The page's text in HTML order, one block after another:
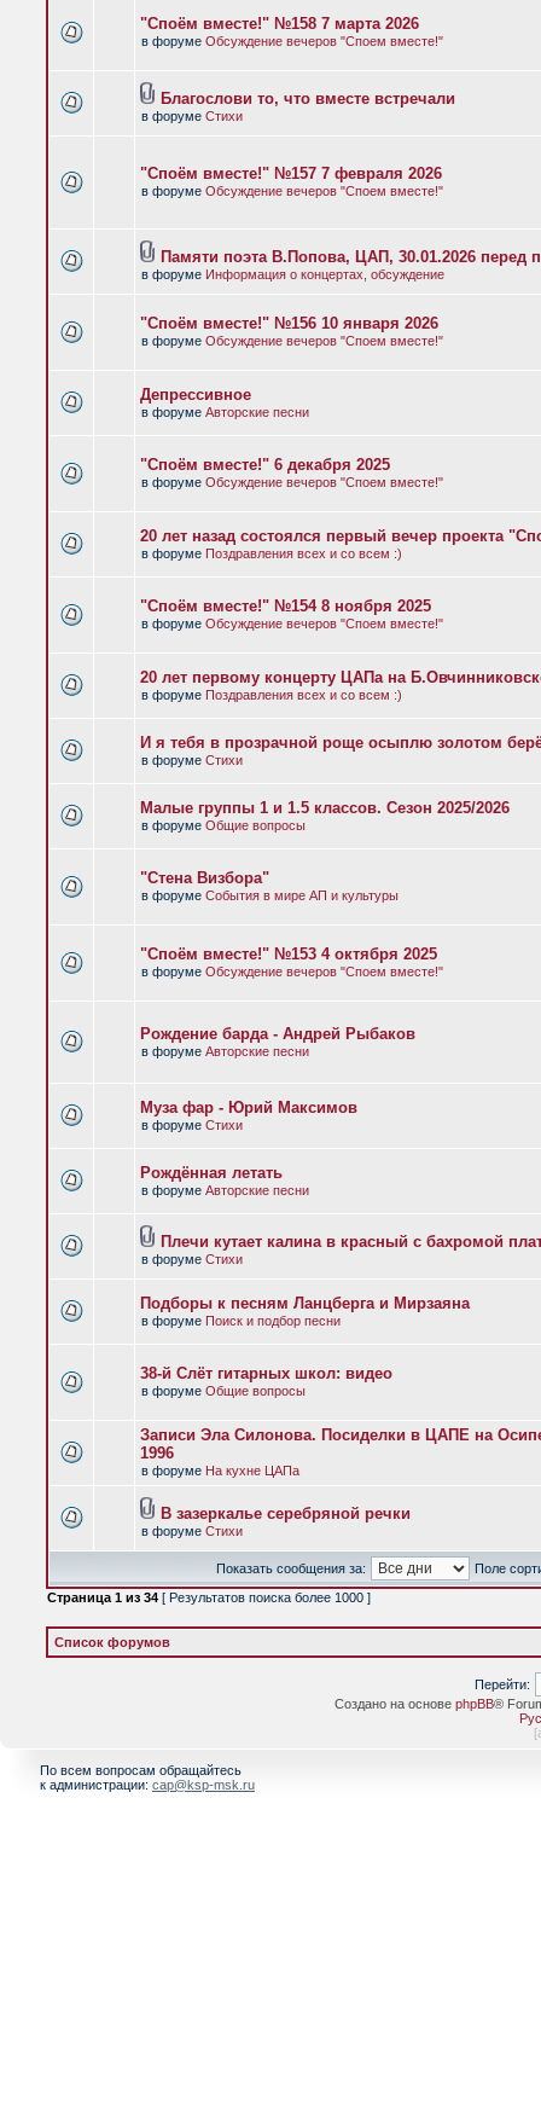
"Споём вместе!" №158 7 марта 2026
в форуме Обсуждение вечеров "Споем вместе!"
Благослови то, что вместе встречали
в форуме Стихи
"Споём вместе!" №157 7 февраля 2026
в форуме Обсуждение вечеров "Споем вместе!"
Памяти поэта В.Попова, ЦАП, 30.01.2026 перед
в форуме Информация о концертах, обсуждение
"Споём вместе!" №156 10 января 2026
в форуме Обсуждение вечеров "Споем вместе!"
Депрессивное
в форуме Авторские песни
"Споём вместе!" 6 декабря 2025
в форуме Обсуждение вечеров "Споем вместе!"
20 лет назад состоялся первый вечер проекта
в форуме Поздравления всех и со всем :)
"Споём вместе!" №154 8 ноября 2025
в форуме Обсуждение вечеров "Споем вместе!"
20 лет первому концерту ЦАПа на
в форуме Поздравления всех и со всем :)
И я тебя в прозрачной роще осыплю золотом
в форуме Стихи
Малые группы 1 и 1.5 классов. Сезон 2025/2026
в форуме Общие вопросы
"Стена Визбора"
в форуме События в мире АП и культуры
"Споём вместе!" №153 4 октября 2025
в форуме Обсуждение вечеров "Споем вместе!"
Рождение барда - Андрей Рыбаков
в форуме Авторские песни
Муза фар - Юрий Максимов
в форуме Стихи
Рождённая летать
в форуме Авторские песни
Плечи кутает калина в красный с бахромой
в форуме Стихи
Подборы к песням Ланцберга и Мирзаяна
в форуме Поиск и подбор песни
38-й Слёт гитарных школ: видео
в форуме Общие вопросы
Записи Эла Силонова. Посиделки в ЦАПЕ на
1996
в форуме На кухне ЦАПа
В зазеркалье серебряной речки
в форуме Стихи
Показать сообщения за:
Поле
Страница 1 из 34 [ Результатов поиска более 1000 ]
Список форумов
Перейти:
Создано на основе phpBB®
[
По всем вопросам обращайтесь
к администрации: cap@ksp-msk.ru